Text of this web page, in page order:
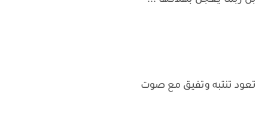
تعود تنتبه وتفيق مع صوت